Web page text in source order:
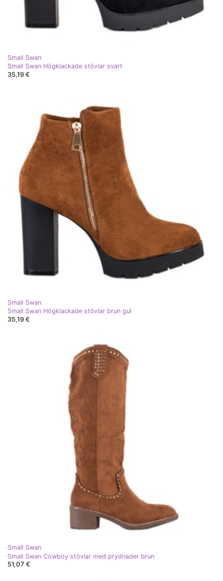
Small Swan
Small Swan Högklackade stövlar svart
35,19 €
Small Swan
Small Swan Högklackade stövlar brun gul
35,19 €
Small Swan
Small Swan Cowboy stövlar med prydnader brun
51,07 €